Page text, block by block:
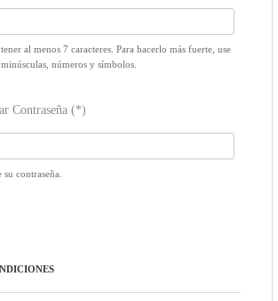
al menos 7 caracteres. Para hacerlo más fuerte, use
números y símbolos.
Contraseña (*)
contraseña.